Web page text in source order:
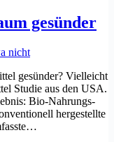
gesünder
gesünder? Vielleicht
Studie aus den USA.
Bio-Nahrungs-
hergestellte